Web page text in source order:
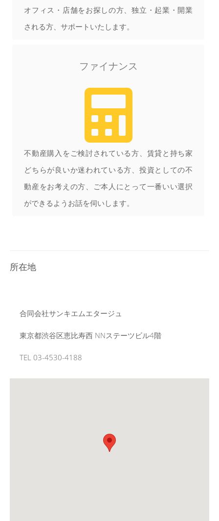
オフィス・店舗をお探しの方、独立・起業・開業
される方、サポートいたします。
ファイナンス
不動産購入をご検討されている方、賃貸と持ち家
どちらが良いか迷われている方、投資としての不
動産をお考えの方、ご本人にとって一番いい選択
ができるようお話を伺いします。
所在地
合同会社サンキエムエタージュ
東京都渋谷区恵比寿西 NNステーツビル4階
TEL 03-4530-4188